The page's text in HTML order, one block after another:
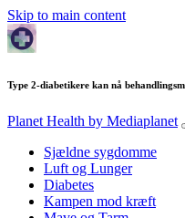
Skip to main content
Type 2-diabetikere kan nå
Planet Health by Mediaplanet
Sjældne sygdomme
Luft og Lunger
Diabetes
Kampen mod kræft